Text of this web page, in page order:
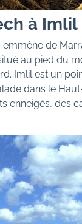
à Imlil
de
au pied du
Imlil est un
dans le
enneigés, des